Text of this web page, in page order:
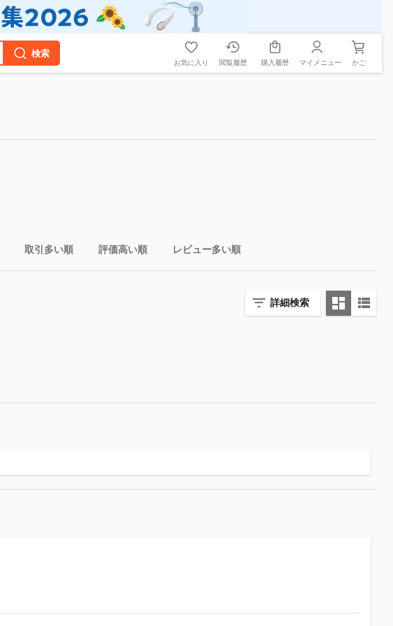
検索
お気に入り 閲覧履歴 購入履歴 マイメニュー かご
取引多い順 評価高い順 レビュー多い順
詳細検索